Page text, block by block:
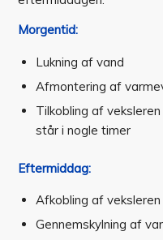
Morgentid:
Lukning af vand
Afmontering af
Tilkobling af
står i nogle timer
Eftermiddag:
Afkobling af
Gennemskylning af